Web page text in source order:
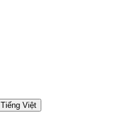
Tiếng Việt